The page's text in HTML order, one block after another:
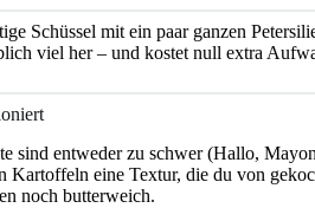
Schüssel mit ein paar ganzen
viel her – und kostet null extra
sind entweder zu schwer (Hallo,
eine Textur, die du von
noch butterweich.